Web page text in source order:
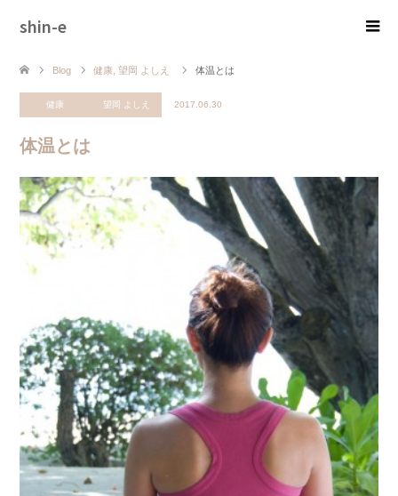
shin-e
Blog 健康 望岡 よしえ 体温とは
健康 望岡 よしえ 2017.06.30
体温とは